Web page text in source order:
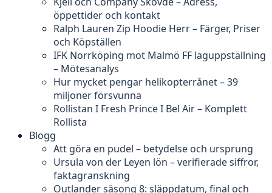
öppettider och kontakt
Ralph Lauren Zip Hoodie Herr – Färger, Priser
och Köpställen
IFK Norrköping mot Malmö FF laguppställning
– Mötesanalys
Hur mycket pengar helikopterrånet – 39
miljoner försvunna
Rollistan I Fresh Prince I Bel Air – Komplett
Rollista
Blogg
Att göra en pudel – betydelse och ursprung
Ursula von der Leyen lön – verifierade siffror,
faktagranskning
Outlander säsong 8: släppdatum, final och